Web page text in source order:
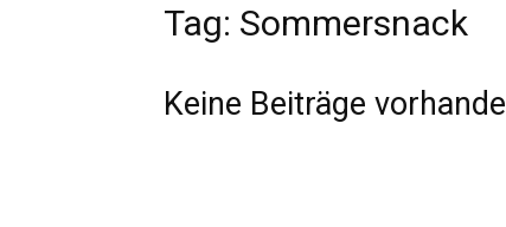
Tag: Sommersnack
Keine Beiträge